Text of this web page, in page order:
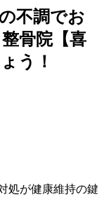
不調でお
骨院【喜
う！
処が健康維持の鍵